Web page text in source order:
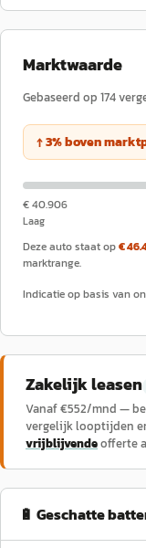
Marktwaarde
Gebaseerd op 174
↑3%boven
€ 40.906
Laag
Deze auto staat op€
marktrange.
Indicatie op basis van
Zakelijk leasen
Vanaf €552/mnd —
vergelijk looptijden
vrijblijvendeofferte
🔋 Geschatte